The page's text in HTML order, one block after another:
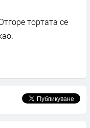
тортата се